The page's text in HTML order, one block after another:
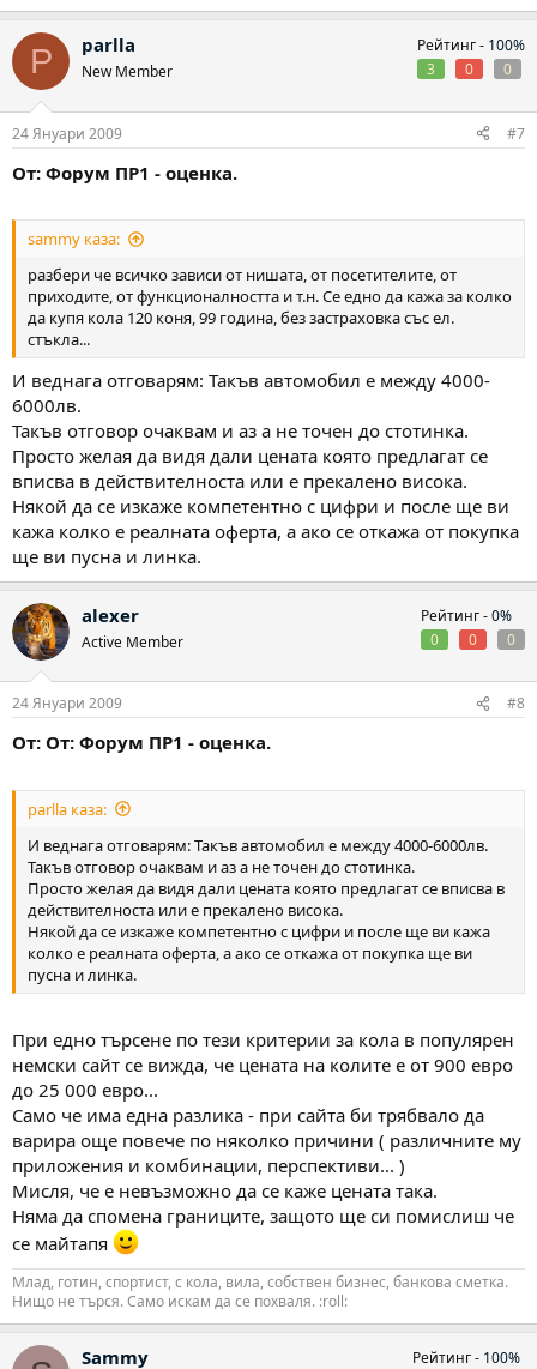
P parlla
New Member
Рейтинг - 100%
3
0 0
24 Януари 2009 #7
От: Форум ПР1 - оценка.
sammy каза:
разбери че всичко зависи от нишата, от посетителите, от
приходите, от функционалността и т.н. Се едно да кажа за колко
да купя кола 120 коня, 99 година, без застраховка със ел.
стъкла...
И веднага отговарям: Такъв автомобил е между 4000-
6000лв.
Такъв отговор очаквам и аз а не точен до стотинка.
Просто желая да видя дали цената която предлагат се
вписва в действителноста или е прекалено висока.
Някой да се изкаже компетентно с цифри и после ще ви
кажа колко е реалната оферта, а ако се откажа от покупка
ще ви пусна и линка.
alexer
Active Member
Рейтинг -0%
0
0 0
24 Януари 2009 #8
От: От: Форум ПР1 - оценка.
parlla каза:
И веднага отговарям: Такъв автомобил е между 4000-6000лв.
Такъв отговор очаквам и аз а не точен до стотинка.
Просто желая да видя дали цената която предлагат се вписва в
действителноста или е прекалено висока.
Някой да се изкаже компетентно с цифри и после ще ви кажа
колко е реалната оферта, а ако се откажа от покупка ще ви
пусна и линка.
При едно търсене по тези критерии за кола в популярен
немски сайт се вижда, че цената на колите е от 900 евро
до 25 000 евро...
Само че има една разлика - при сайта би трябвало да
варира още повече по няколко причини ( различните му
приложения и комбинации, перспективи... )
Мисля, че е невъзможно да се каже цената така.
Няма да спомена границите, защото ще си помислиш че
се майтапя
Млад, готин, спортист, с кола, вила, собствен бизнес, банкова сметка.
Нищо не търся. Само искам да се похваля. :roll:
Sammy Рейтинг - 100%